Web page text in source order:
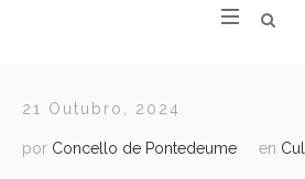
21 Outubro, 2024
por Concello de Pontedeume en